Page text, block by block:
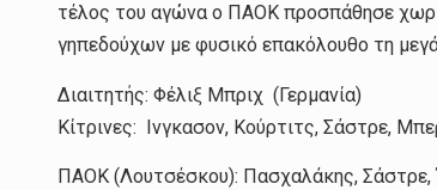
τέλος του αγώνα ο ΠΑΟΚ προσπάθησε
γηπεδούχων με φυσικό επακόλουθο τη
Διαιτητής: Φέλιξ Μπριχ (Γερμανία)
Κίτρινες: Ινγκασον, Κούρτιτς, Σάστρε,
ΠΑΟΚ (Λουτσέσκου): Πασχαλάκης, Σάστρε,